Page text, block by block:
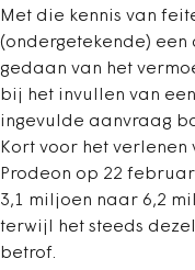
Met die kennis van
(ondergetekende) een
gedaan van het
bij het invullen van
ingevulde aanvraag
Kort voor het
Prodeon op 22
3,1 miljoen naar 6,2
terwijl het steeds
betrof.